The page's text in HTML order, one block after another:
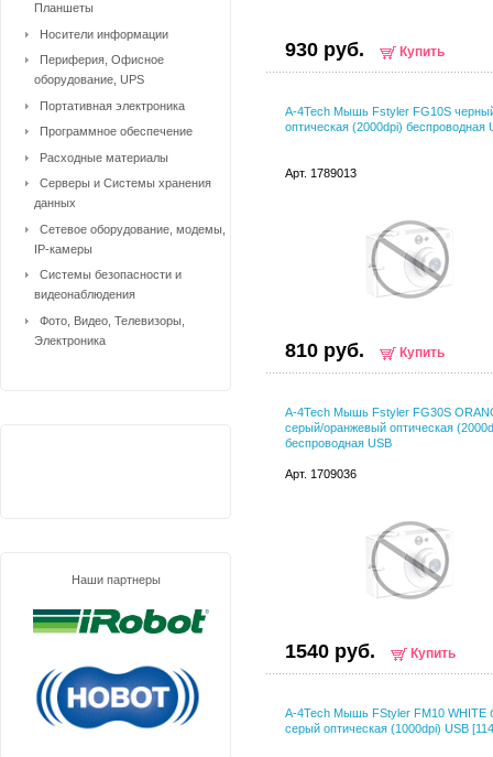
930 руб. Купить
A-4Tech Мышь Fstyler FG10S
оптическая (2000dpi) беспроводная
Арт. 1789013
810 руб. Купить
A-4Tech Мышь Fstyler FG30S
серый/оранжевый оптическая
беспроводная USB
Арт. 1709036
1540 руб. Купить
A-4Tech Мышь FStyler FM10 WHITE
серый оптическая (1000dpi) USB
Планшеты
Носители информации
Периферия, Офисное
оборудование, UPS
Портативная электроника
Программное обеспечение
Расходные материалы
Серверы и Системы хранения
данных
Сетевое оборудование, модемы,
IP-камеры
Системы безопасности и
видеонаблюдения
Фото, Видео, Телевизоры,
Электроника
Наши партнеры